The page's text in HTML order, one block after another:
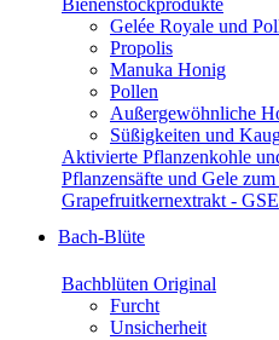
Bienenstockprodukte
Gelée Royale und
Propolis
Manuka Honig
Pollen
Außergewöhnliche
Süßigkeiten und
Aktivierte Pflanzenkohle
Pflanzensäfte und Gele
Grapefruitkernextrakt - GSE
Bach-Blüte
Bachblüten Original
Furcht
Unsicherheit